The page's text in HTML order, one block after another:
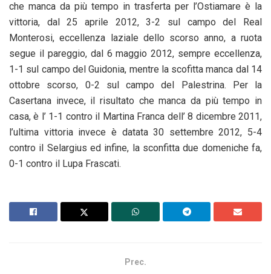
che manca da più tempo in trasferta per l’Ostiamare è la
vittoria, dal 25 aprile 2012, 3-2 sul campo del Real
Monterosi, eccellenza laziale dello scorso anno, a ruota
segue il pareggio, dal 6 maggio 2012, sempre eccellenza,
1-1 sul campo del Guidonia, mentre la scofitta manca dal 14
ottobre scorso, 0-2 sul campo del Palestrina. Per la
Casertana invece, il risultato che manca da più tempo in
casa, è l’ 1-1 contro il Martina Franca dell’ 8 dicembre 2011,
l’ultima vittoria invece è datata 30 settembre 2012, 5-4
contro il Selargius ed infine, la sconfitta due domeniche fa,
0-1 contro il Lupa Frascati.
Prec.